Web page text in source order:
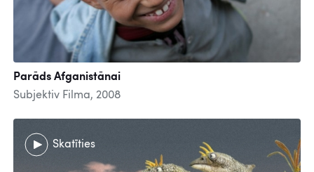
Parāds Afganistānai
Subjektiv Filma, 2008
Skatīties